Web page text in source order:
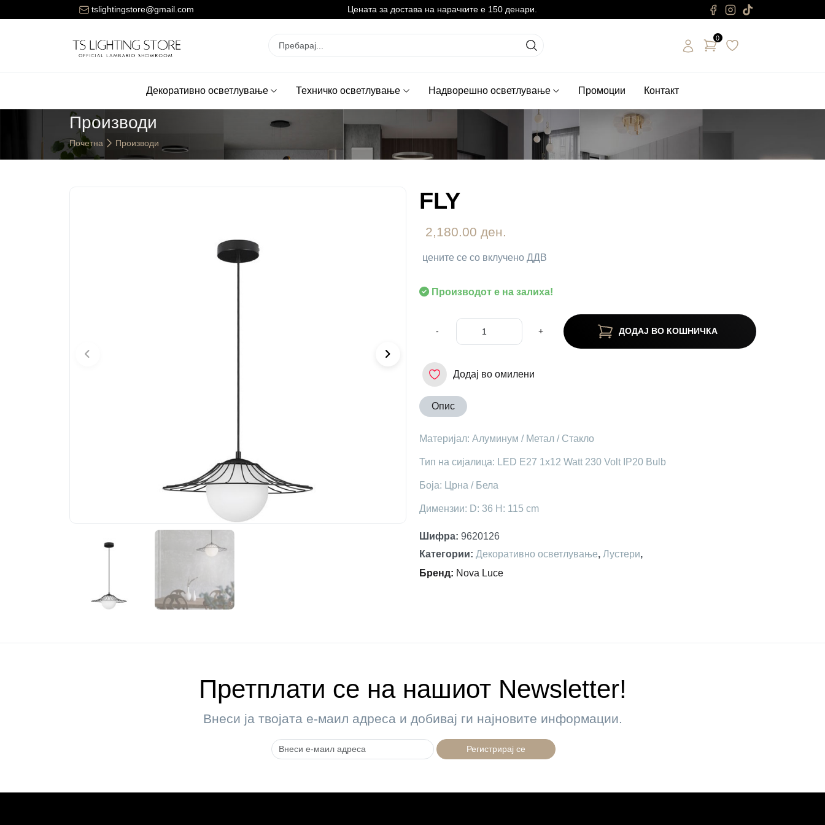
tslightingstore@gmail.com
Цената за достава на нарачките е 150 денари. Цената за достава на нарачките е 150 денари.
0
Декоративно осветлување Техничко осветлување Надворешно осветлување Промоции Контакт
Производи
Почетна Производи
FLY
2,180.00 ден.
цените се со вклучено ДДВ
Производот е на залиха!
- + ДОДАЈ ВО КОШНИЧКА
Додај во омилени
Опис
Материјал: Алуминум / Метал / Стакло
Тип на сијалица: LED E27 1x12 Watt 230 Volt IP20 Bulb
Боја: Црна / Бела
Димензии: D: 36 H: 115 cm
Шифра: 9620126
Категории: Декоративно осветлување, Лустери,
Бренд: Nova Luce
Претплати се на нашиот Newsletter!
Внеси ја твојата е-маил адреса и добивај ги најновите информации.
Регистрирај се